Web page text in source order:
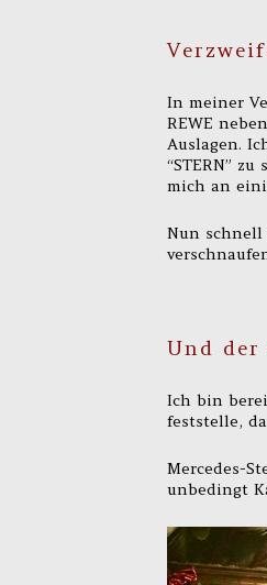
In meiner
REWE
Auslagen.
“STERN”
mich an
Nun schnell
Und
Ich bin
feststelle,
Mercedes-
unbedingt